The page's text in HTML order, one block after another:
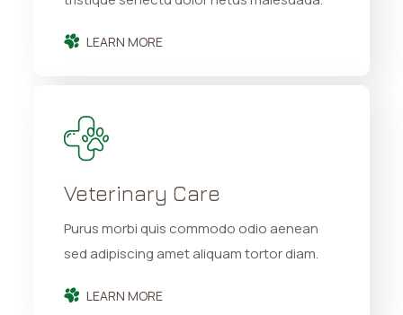
LEARN MORE
Veterinary Care
Purus morbi quis commodo odio aenean
sed adipiscing amet aliquam tortor diam.
LEARN MORE